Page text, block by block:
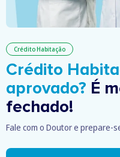
Crédito Habitação
Crédito
aprovado? É
fechado!
Fale com o Doutor e prepare-